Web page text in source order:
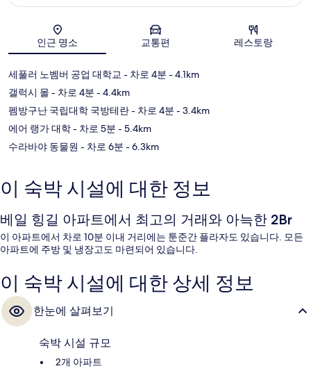
인근 명소 교통편 레스토랑
세풀러 노벰버 공업 대학교 - 차로 4분 - 4.1km
갤럭시 몰 - 차로 4분 - 4.4km
펨방구난 국립대학 국방테란- 차로 4분 - 3.4km
에어 랭가 대학- 차로 5분 - 5.4km
수라바야 동물원 - 차로 6분 - 6.3km
이 숙박 시설에 대한 정보
베일 힝길 아파트에서 최고의 거래와 아늑한 2Br
이 아파트에서 차로 10분 이내 거리에는 툰준간 플라자도 있습니다. 모든
아파트에 주방 및 냉장고도 마련되어 있습니다.
이 숙박 시설에 대한 상세 정보
한눈에 살펴보기
숙박 시설 규모
2개 아파트